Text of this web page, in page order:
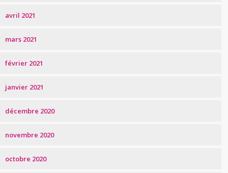
avril 2021
mars 2021
février 2021
janvier 2021
décembre 2020
novembre 2020
octobre 2020